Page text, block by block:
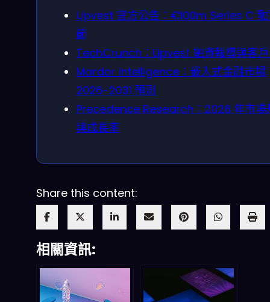
Upvest 官方公告：€100m Series C 融
節
TechCrunch：Upvest 融資報導與客
Mordor Intelligence：嵌入式金融市場
2026-2031 預測
Precedence Research：2026 年市場
與成長率
Share this content:
相關資訊: